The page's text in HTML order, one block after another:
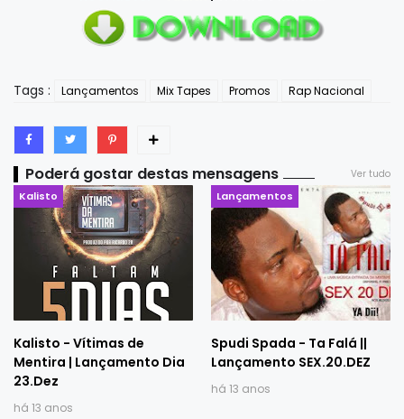
Tags : Lançamentos Mix Tapes Promos Rap Nacional
Poderá gostar destas mensagens Ver tudo
Kalisto
Kalisto - Vítimas de
Mentira | Lançamento Dia
23.Dez
há 13 anos
Lançamentos
Spudi Spada - Ta Falá ||
Lançamento SEX.20.DEZ
há 13 anos